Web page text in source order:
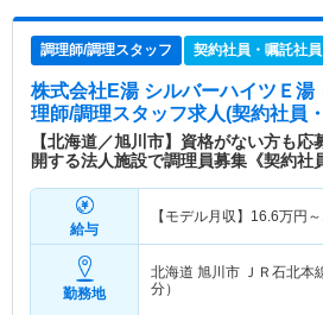
調理師/調理スタッフ 契約社員・嘱託社員
株式会社E湯 シルバーハイツＥ湯
理師/調理スタッフ求人(契約社員
【北海道／旭川市】資格がない方も
開する法人施設で調理員募集《契約社
給与
【モデル月収】 16.6万円～
勤務地
北海道 旭川市 ＪＲ石北本
分）